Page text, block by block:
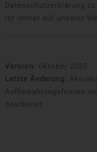
Datenschutzerklärung
ist immer auf unserer
Version: Oktober 2025
Letzte Änderung:
Aufbewahrungsfristen
Bearbeiter